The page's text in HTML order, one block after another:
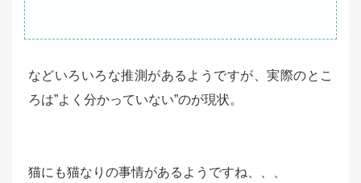
などいろいろな推測があるようですが、実際のとこ
ろは”よく分かっていない”のが現状。
猫にも猫なりの事情があるようですね、、、